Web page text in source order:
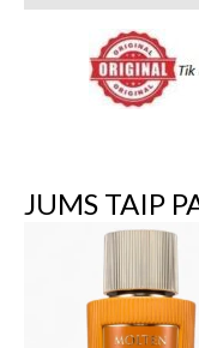
JUMS TAIP